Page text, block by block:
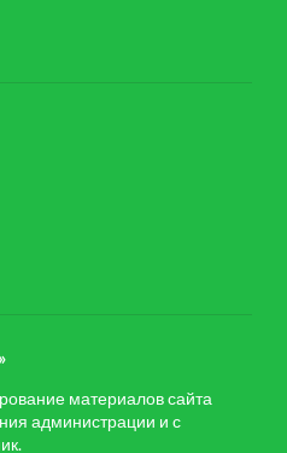
материалов сайта
администрации и с